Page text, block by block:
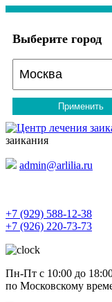
Выберите город
Применить
заикания
admin@arlilia.ru
+7 (929) 588-12-38
+7 (926) 220-73-73
Пн-Пт с 10:00 до
по Московскому